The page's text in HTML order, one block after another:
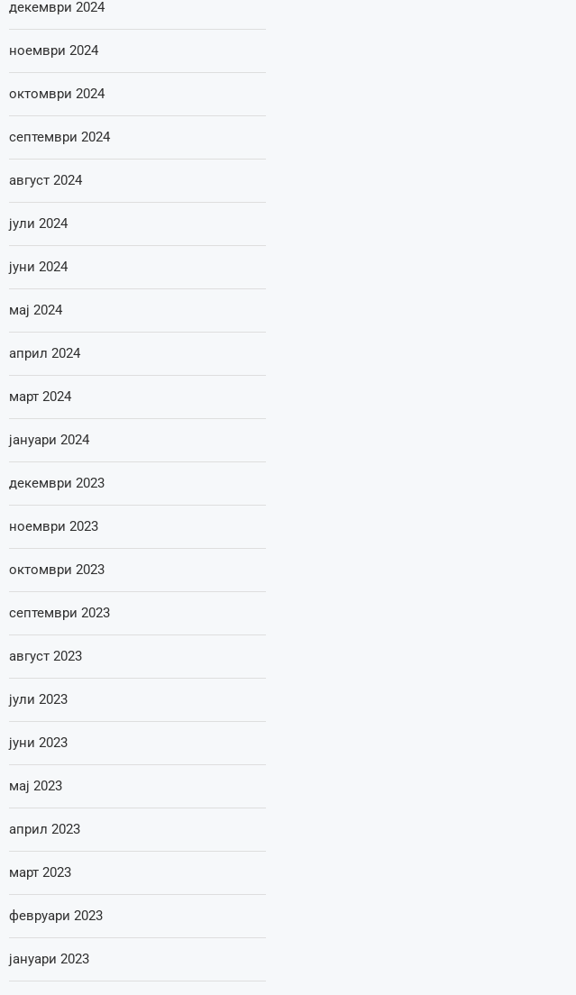
декември 2024
ноември 2024
октомври 2024
септември 2024
август 2024
јули 2024
јуни 2024
мај 2024
април 2024
март 2024
јануари 2024
декември 2023
ноември 2023
октомври 2023
септември 2023
август 2023
јули 2023
јуни 2023
мај 2023
април 2023
март 2023
февруари 2023
јануари 2023